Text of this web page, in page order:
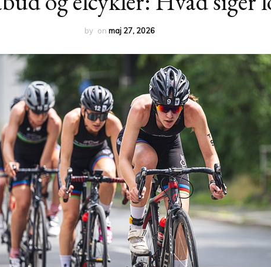
by on maj 27, 2026